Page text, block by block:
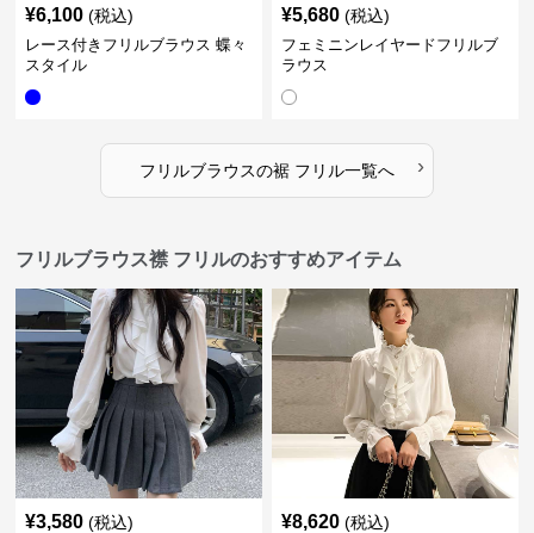
¥6,100 (税込)
レース付きフリルブラウス 蝶々
スタイル
¥5,680 (税込)
フェミニンレイヤードフリルブ
ラウス
フリルブラウスの裾 フリル一覧へ ›
フリルブラウス襟 フリルのおすすめアイテム
¥3,580 (税込) ¥8,620 (税込)